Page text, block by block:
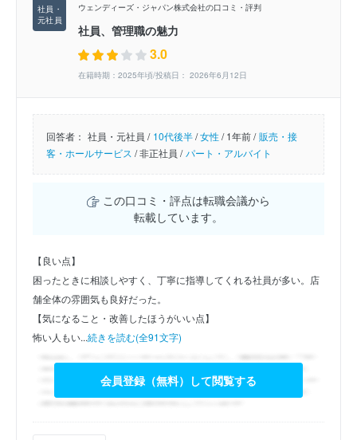
ウェンディーズ・ジャパン株式会社の口コミ・評判
社員、管理職の魅力
3.0
在籍時期：2025年頃/投稿日： 2026年6月12日
回答者： 社員・元社員 / 10代後半/女性/1年前 / 販売・接
客・ホールサービス /非正社員 / パート・アルバイト
この口コミ・評点は転職会議から
転載しています。
【良い点】
困ったときに相談しやすく、丁寧に指導してくれる社員が多い。店
舗全体の雰囲気も良好だった。
【気になること・改善したほうがいい点】
怖い人もい...続きを読む(全91文字)
会員登録（無料）して閲覧する